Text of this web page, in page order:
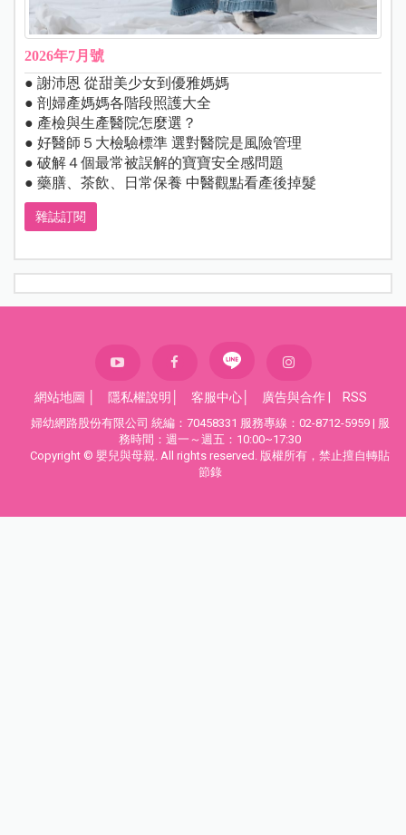
2026年7月號
● 謝沛恩 從甜美少女到優雅媽媽
● 剖婦產媽媽各階段照護大全
● 產檢與生產醫院怎麼選？
● 好醫師５大檢驗標準 選對醫院是風險管理
● 破解４個最常被誤解的寶寶安全感問題
● 藥膳、茶飲、日常保養 中醫觀點看產後掉髮
雜誌訂閱
網站地圖 隱私權說明 客服中心 廣告與合作 RSS
婦幼網路股份有限公司 統編：70458331 服務專線：02-8712-5959 | 服
務時間：週一～週五：10:00~17:30
Copyright © 嬰兒與母親. All rights reserved. 版權所有，禁止擅自轉貼
節錄